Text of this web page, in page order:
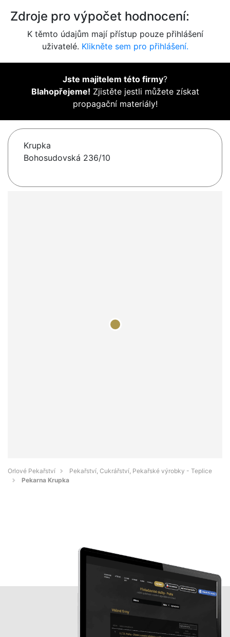
Zdroje pro výpočet hodnocení:
K těmto údajům mají přístup pouze přihlášení
uživatelé. Klikněte sem pro přihlášení.
Jste majitelem této firmy?
Blahopřejeme! Zjistěte jestli můžete získat
propagační materiály!
Krupka
Bohosudovská 236/10
Orlové Pekařství
Pekařství, Cukrářství, Pekařské výrobky - Teplice
Pekarna Krupka